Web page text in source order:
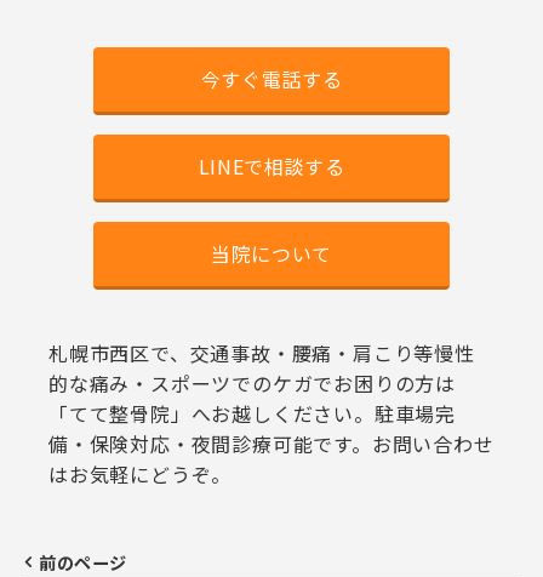
今すぐ電話する
LINEで相談する
当院について
札幌市西区で、交通事故・腰痛・肩こり等慢性
的な痛み・スポーツでのケガでお困りの方は
「てて整骨院」へお越しください。駐車場完
備・保険対応・夜間診療可能です。お問い合わせ
はお気軽にどうぞ。
前のページ